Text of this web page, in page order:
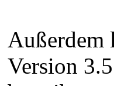
Außerdem
Version